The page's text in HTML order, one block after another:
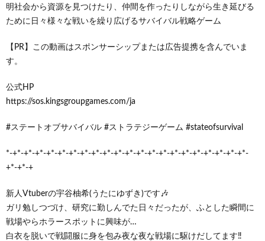
明社会から資源を見つけたり、仲間を作ったりしながら生き延びる
ために日々様々な戦いを繰り広げるサバイバル戦略ゲーム
【PR】この動画はスポンサーシップまたは広告提携を含んでいま
す。
公式HP
https://sos.kingsgroupgames.com/ja
#ステートオブサバイバル #ストラテジーゲーム #stateofsurvival
*-+*-+*-+*-+*-+*-+*-+*-+*-+*-+*-+*-+*-+*-+*-+*-+*-+*-+*-+*-+*-+*-
+*-+*-+
新人Vtuberの宇谷柚希(うたにゆずき)です🎶
ガリ勉しつづけ、研究に勤しんでた日々だったが、ふとした瞬間に
戦場やらホラースポットに興味が…
白衣を脱いで戦闘服に身を包み夜な夜な戦場に駆けだしてます‼